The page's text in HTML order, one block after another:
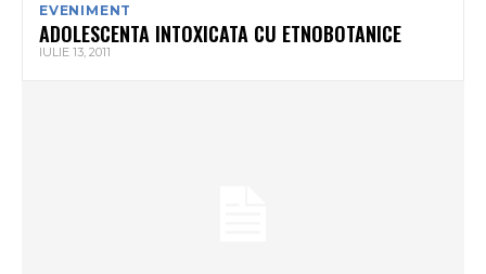
EVENIMENT
ADOLESCENTA INTOXICATA CU ETNOBOTANICE
IULIE 13, 2011